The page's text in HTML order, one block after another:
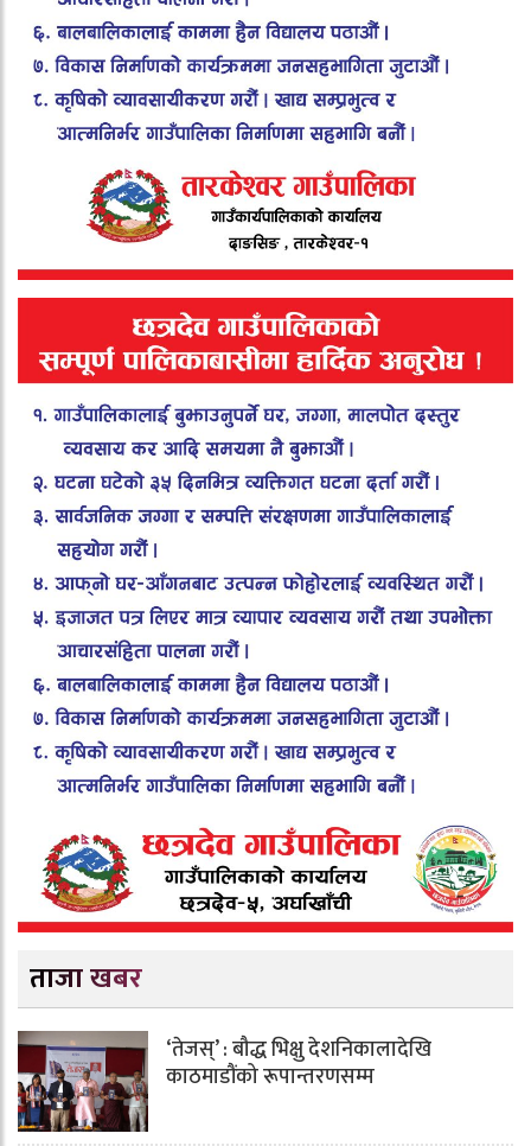
ताजा खबर
‘तेजस्’ : बौद्ध भिक्षु देशनिकालादेखि
काठमाडौंको रूपान्तरणसम्म